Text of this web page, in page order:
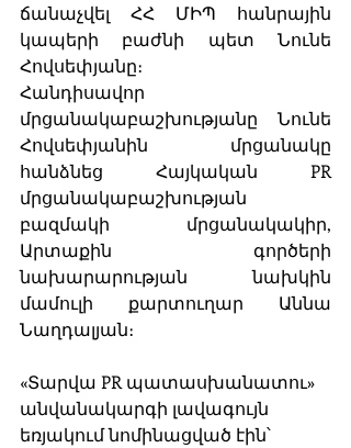
ճանաչվել ՀՀ ՄԻՊ հանրային
կապերի բաժնի պետ Նունե
Հովսեփյանը։
Հանդիսավոր
մրցանակաբաշխությանը Նունե
Հովսեփյանին մրցանակը
հանձնեց Հայկական PR
մրցանակաբաշխության
բազմակի մրցանակակիր,
Արտաքին գործերի
նախարարության նախկին
մամուլի քարտուղար Աննա
Նաղդալյան։
«Տարվա PR պատասխանատու»
անվանակարգի լավագույն
եռյակում նոմինացված էին՝